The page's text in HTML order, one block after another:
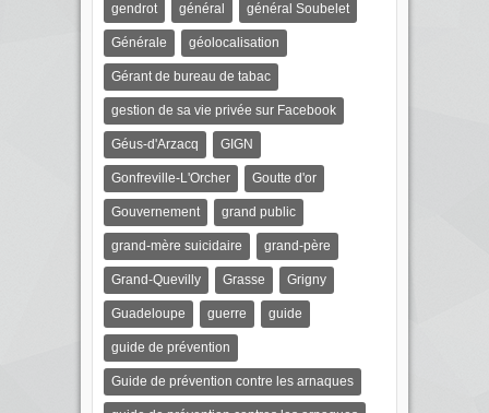
gendrot général général Soubelet
Générale géolocalisation
Gérant de bureau de tabac
gestion de sa vie privée sur Facebook
Géus-d'Arzacq GIGN
Gonfreville-L'Orcher Goutte d'or
Gouvernement grand public
grand-mère suicidaire grand-père
Grand-Quevilly Grasse Grigny
Guadeloupe guerre guide
guide de prévention
Guide de prévention contre les arnaques